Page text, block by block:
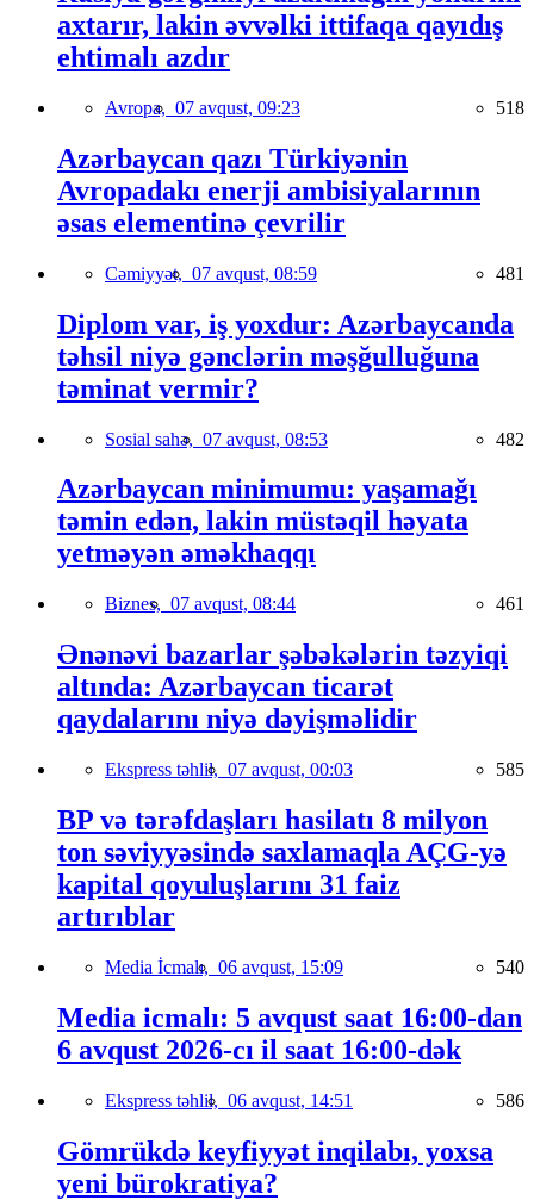
axtarır, lakin əvvəlki ittifaqa qayıdış
ehtimalı azdır
Avropa, 07 avqust, 09:23 518
Azərbaycan qazı Türkiyənin
Avropadakı enerji ambisiyalarının
əsas elementinə çevrilir
Cəmiyyət, 07 avqust, 08:59 481
Diplom var, iş yoxdur: Azərbaycanda
təhsil niyə gənclərin məşğulluğuna
təminat vermir?
Sosial sahə, 07 avqust, 08:53 482
Azərbaycan minimumu: yaşamağı
təmin edən, lakin müstəqil həyata
yetməyən əməkhaqqı
Biznes, 07 avqust, 08:44 461
Ənənəvi bazarlar şəbəkələrin təzyiqi
altında: Azərbaycan ticarət
qaydalarını niyə dəyişməlidir
Ekspress təhlil, 07 avqust, 00:03 585
BP və tərəfdaşları hasilatı 8 milyon
ton səviyyəsində saxlamaqla AÇG-yə
kapital qoyuluşlarını 31 faiz
artırıblar
Media İcmalı, 06 avqust, 15:09 540
Media icmalı: 5 avqust saat 16:00-dan
6 avqust 2026-cı il saat 16:00-dək
Ekspress təhlil, 06 avqust, 14:51 586
Gömrükdə keyfiyyət inqilabı, yoxsa
yeni bürokratiya?